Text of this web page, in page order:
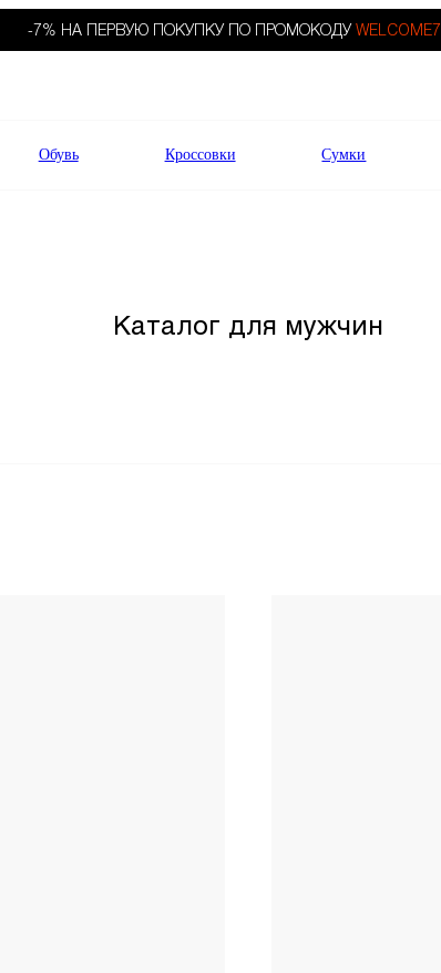
-7% НА ПЕРВУЮ ПОКУПКУ ПО ПРОМОКОДУ WELCOME7.
Обувь Кроссовки Сумки
Каталог для мужчин